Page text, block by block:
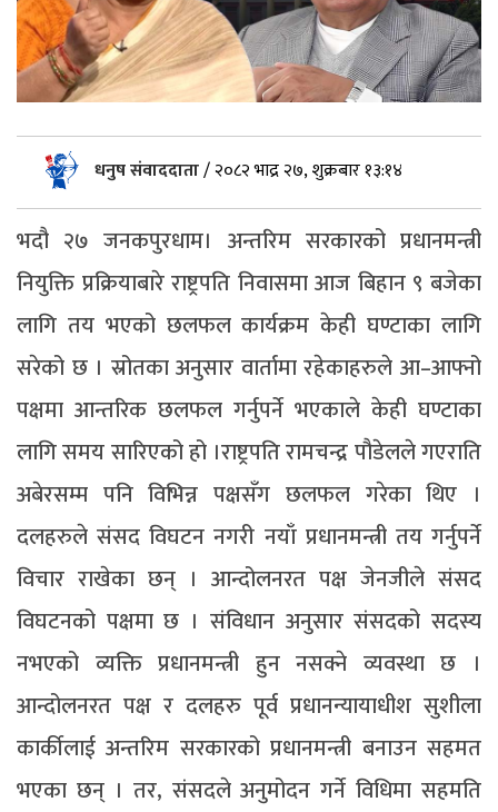
धनुष संवाददाता/२०८२ भाद्र २७, शुक्रबार १३:१४
भदौ २७ जनकपुरधाम। अन्तरिम सरकारको प्रधानमन्त्री
नियुक्ति प्रक्रियाबारे राष्ट्रपति निवासमा आज बिहान ९ बजेका
लागि तय भएको छलफल कार्यक्रम केही घण्टाका लागि
सरेको छ । स्रोतका अनुसार वार्तामा रहेकाहरुले आ–आफ्नो
पक्षमा आन्तरिक छलफल गर्नुपर्ने भएकाले केही घण्टाका
लागि समय सारिएको हो ।राष्ट्रपति रामचन्द्र पौडेलले गएराति
अबेरसम्म पनि विभिन्न पक्षसँग छलफल गरेका थिए ।
दलहरुले संसद विघटन नगरी नयाँ प्रधानमन्त्री तय गर्नुपर्ने
विचार राखेका छन् । आन्दोलनरत पक्ष जेनजीले संसद
विघटनको पक्षमा छ । संविधान अनुसार संसदको सदस्य
नभएको व्यक्ति प्रधानमन्त्री हुन नसक्ने व्यवस्था छ ।
आन्दोलनरत पक्ष र दलहरु पूर्व प्रधानन्यायाधीश सुशीला
कार्कीलाई अन्तरिम सरकारको प्रधानमन्त्री बनाउन सहमत
भएका छन् । तर, संसदले अनुमोदन गर्ने विधिमा सहमति